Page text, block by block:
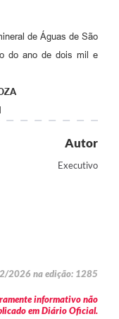
de Águas de São
do ano de dois mil e
Autor
Executivo
2026 na edição: 1285
informativo não
em Diário Oficial.